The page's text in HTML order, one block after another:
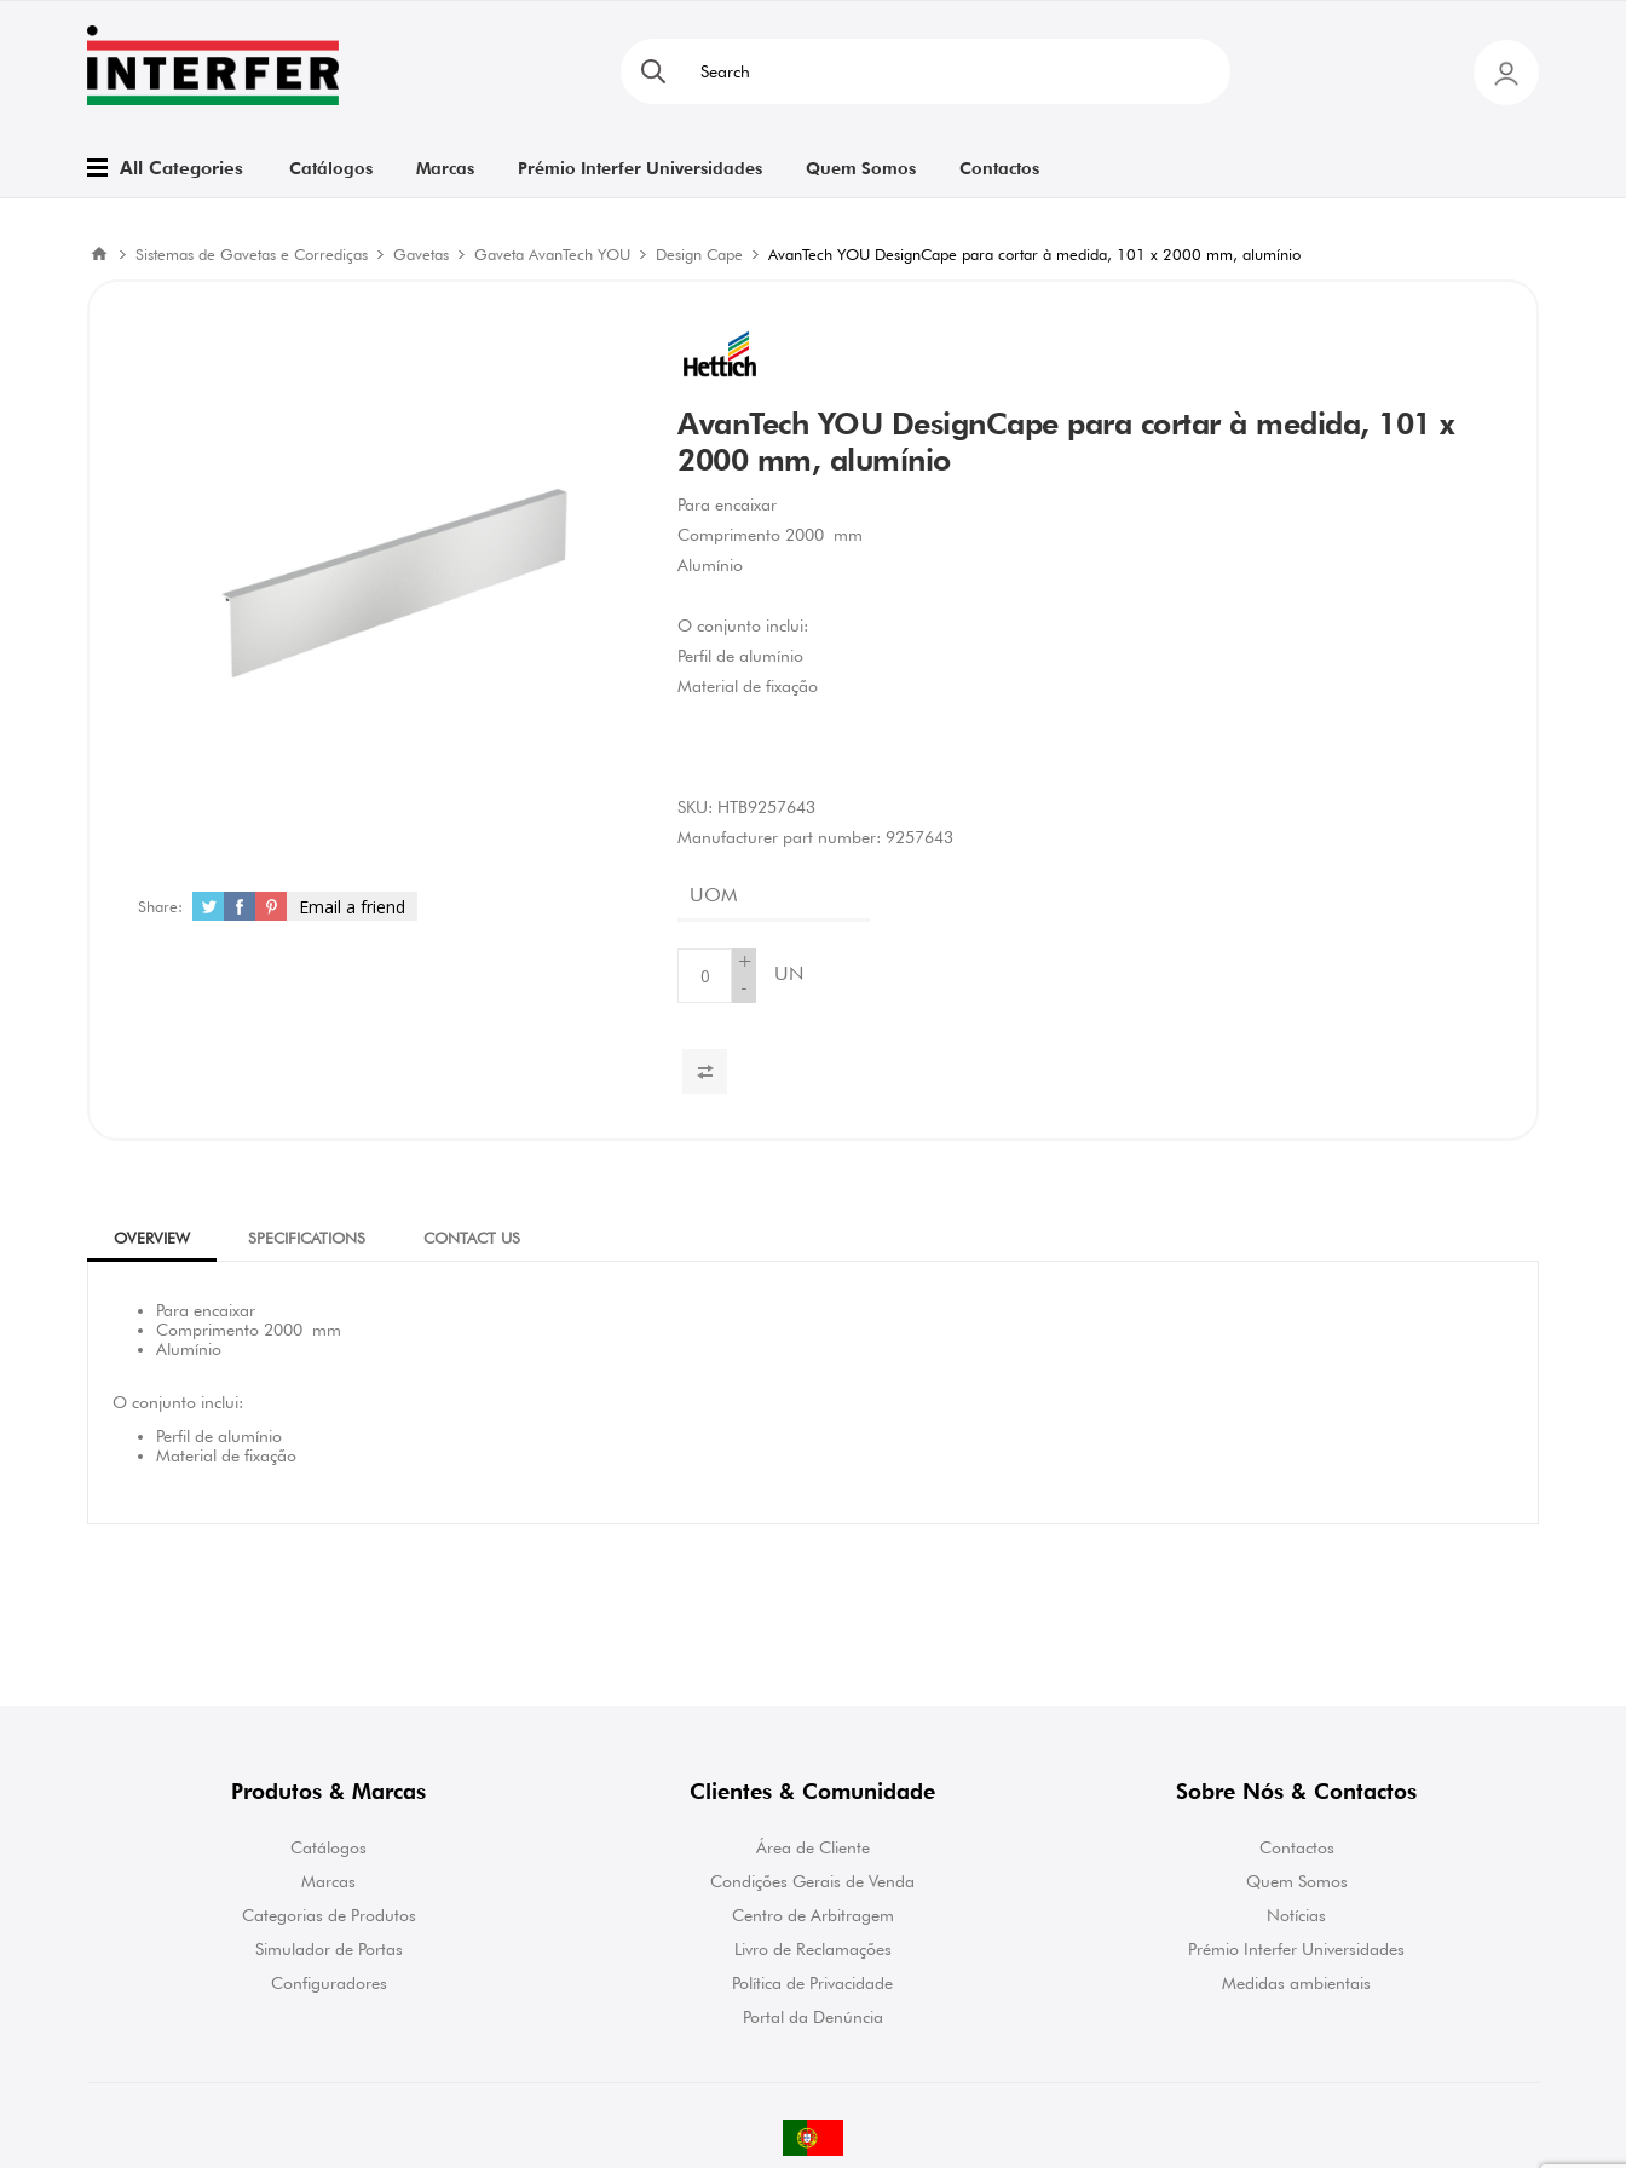
All Categories Catálogos Marcas Prémio Interfer Universidades Quem Somos Contactos
Sistemas de Gavetas e Corrediças Gavetas Gaveta AvanTech YOU Design Cape AvanTech YOU DesignCape para cortar à medida, 101 x 2000 mm, alumínio
AvanTech YOU DesignCape para cortar à medida, 101 x
2000 mm, alumínio
Para encaixar
Comprimento 2000 mm
Alumínio
O conjunto inclui:
Perfil de alumínio
Material de fixação
SKU: HTB9257643
Manufacturer part number: 9257643
UOM
+
-
UN
Share: Email a friend
OVERVIEW SPECIFICATIONS CONTACT US
Para encaixar
Comprimento 2000 mm
Alumínio
O conjunto inclui:
Perfil de alumínio
Material de fixação
Produtos & Marcas
Catálogos
Marcas
Categorias de Produtos
Simulador de Portas
Configuradores
Clientes & Comunidade
Área de Cliente
Condições Gerais de Venda
Centro de Arbitragem
Livro de Reclamações
Política de Privacidade
Portal da Denúncia
Sobre Nós & Contactos
Contactos
Quem Somos
Notícias
Prémio Interfer Universidades
Medidas ambientais